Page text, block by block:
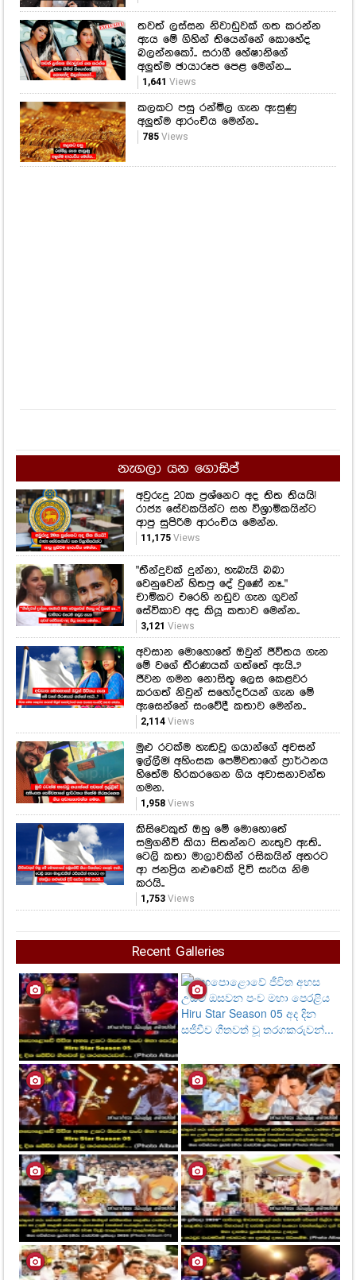
තවත් ලස්සන නිවාඩුවක් ගත කරන්න
ඇය මේ ගිහින් තියෙන්නේ කොහේද
බලන්නකෝ.. සරාගී හේෂානිගේ
අලුත්ම ඡායාරූප පෙළ මෙන්න....
1,641 Views
කලකට පසු රන්මිල ගැන ඇසුණු
අලුත්ම ආරංචිය මෙන්න..
785Views
නැගලා යන ගොසිප්
අවුරුදු 20ක ප්‍රශ්නෙට අද තිත තියයි!
රාජ්‍ය සේවකයින්ට සහ විශ්‍රාමිකයින්ට
ආපු සුපිරිම ආරංචිය මෙන්න.
11,175Views
"තීන්දුවක් දුන්නා, හැබැයි බබා
වෙනුවෙන් හිතපු දේ වුණේ නෑ.."
චාමිකට එරෙහි නඩුව ගැන ගුවන්
සේවිකාව අද කියූ කතාව මෙන්න..
3,121 Views
අවසාන මොහොතේ ඔවුන් ජීවිතය ගැන
මේ වගේ තීරණයක් ගත්තේ ඇයි..?
ජීවන ගමන නොසිතූ ලෙස කෙළවර
කරගත් නිවුන් සහෝදරියන් ගැන මේ
ඇසෙන්නේ සංවේදී කතාව මෙන්න..
2,114Views
මුළු රටක්ම හැඬවූ ගයාන්ගේ අවසන්
ඉල්ලීම! අහිංසක පෙම්වතාගේ ප්‍රාර්ථනය
හිතේම හිරකරගෙන ගිය අවාසනාවන්ත
ගමන.
1,958Views
කිසිවෙකුත් ඔහු මේ මොහොතේ
සමුගනීවි කියා සිතන්නට නැතුව ඇති..
ටෙලි කතා මාලාවකින් රසිකයින් අතරට
ආ ජනප්‍රිය නළුවෙක් දිවි සැරිය නිම
කරයි..
1,753Views
Recent Galleries